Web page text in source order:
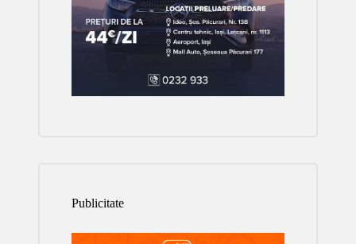
Publicitate